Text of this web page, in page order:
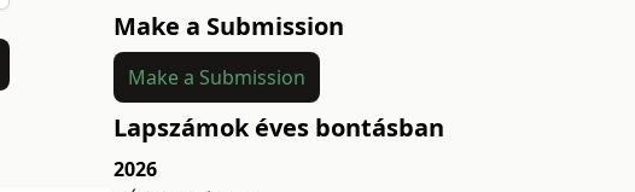
Make a Submission
Make a Submission
Lapszámok éves bontásban
2026